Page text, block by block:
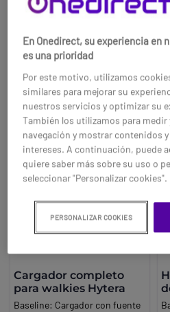
entornos profesionales.
6,95 €
Ref: HYTS1EEH05
Compra ahora
Cargador completo
para walkies Hytera
Baseline: Cargador con fuente
En Onedirect, su experiencia en
es una prioridad
Por este motivo, utilizamos
similares para mejorar su
nuestros servicios y optimizar su
También los utilizamos para
navegación y mostrar contenidos
intereses. A continuación, puede
quiere saber más sobre su uso o
seleccionar "Personalizar cookies".
PERSONALIZAR COOKIES